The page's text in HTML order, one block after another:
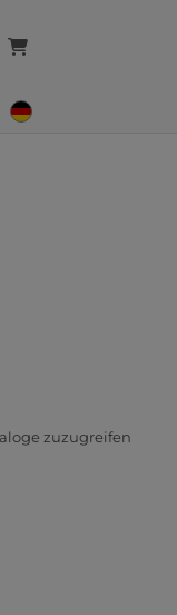
zuzugreifen